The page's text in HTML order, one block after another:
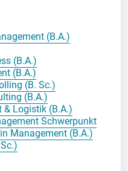
(B.A.)
(B.A.)
(B.A.)
(B. Sc.)
(B.A.)
& Logistik (B.A.)
Schwerpunkt
Management (B.A.)